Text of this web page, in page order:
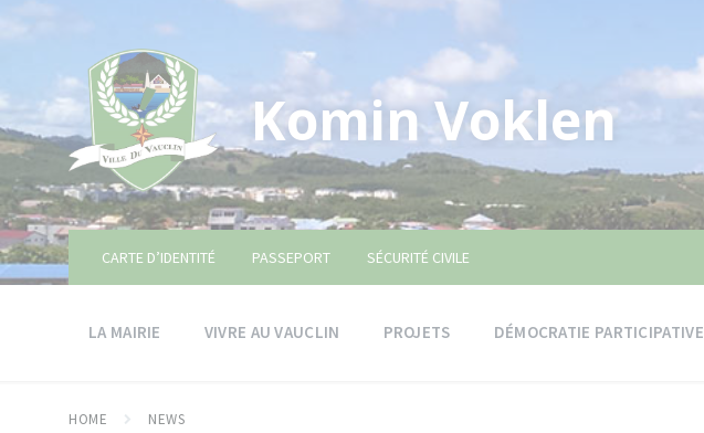
Komin Voklen
CARTE D’IDENTITÉ PASSEPORT SÉCURITÉ CIVILE
LA MAIRIE VIVRE AU VAUCLIN PROJETS DÉMOCRATIE PARTICIPATIVE
HOME NEWS